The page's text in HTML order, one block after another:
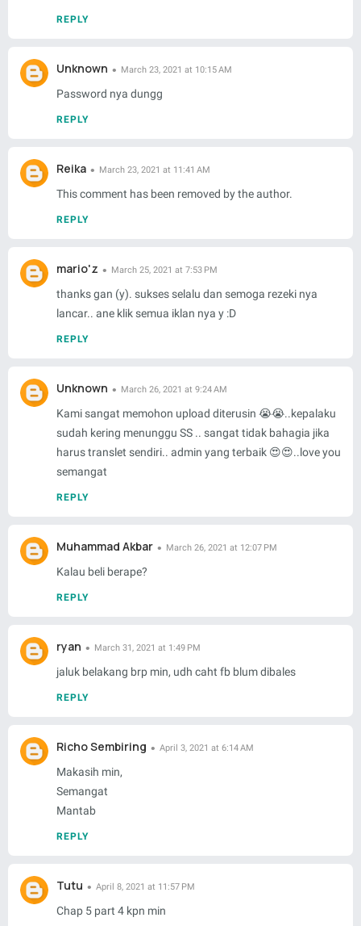
REPLY
Unknown March 23, 2021 at 10:15 AM
Password nya dungg
REPLY
Reika March 23, 2021 at 11:41 AM
This comment has been removed by the author.
REPLY
mario'z March 25, 2021 at 7:53 PM
thanks gan (y). sukses selalu dan semoga rezeki nya
lancar.. ane klik semua iklan nya y :D
REPLY
Unknown March 26, 2021 at 9:24 AM
Kami sangat memohon upload diterusin 😭😭..kepalaku
sudah kering menunggu SS .. sangat tidak bahagia jika
harus translet sendiri.. admin yang terbaik 😍😍..love you
semangat
REPLY
Muhammad Akbar March 26, 2021 at 12:07 PM
Kalau beli berape?
REPLY
ryan March 31, 2021 at 1:49 PM
jaluk belakang brp min, udh caht fb blum dibales
REPLY
Richo Sembiring April 3, 2021 at 6:14 AM
Makasih min,
Semangat
Mantab
REPLY
Tutu April 8, 2021 at 11:57 PM
Chap 5 part 4 kpn min